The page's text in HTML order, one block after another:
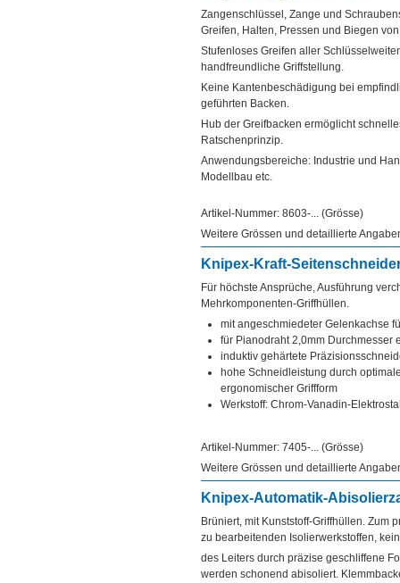
Zangenschlüssel, Zange und
Greifen, Halten, Pressen und Biegen
Stufenloses Greifen aller
handfreundliche Griffstellung.
Keine Kantenbeschädigung bei
geführten Backen.
Hub der Greifbacken ermöglicht
Ratschenprinzip.
Anwendungsbereiche: Industrie und
Modellbau etc.
Artikel-Nummer: 8603-... (Grösse)
Weitere Grössen und detaillierte
Knipex-Kraft-
Für höchste Ansprüche, Ausführung
Mehrkomponenten-Griffhüllen.
mit angeschmiedeter Gelenkachse
für Pianodraht 2,0mm Durchmesser
induktiv gehärtete
hohe Schneidleistung durch
ergonomischer Griffform
Werkstoff: Chrom-Vanadin-
Artikel-Nummer: 7405-... (Grösse)
Weitere Grössen und detaillierte
Knipex-Automatik-
Brüniert, mit Kunststoff-Griffhüllen. Zum
zu bearbeitenden Isolierwerkstoffen,
des Leiters durch präzise geschliffene
werden schonend abisoliert.